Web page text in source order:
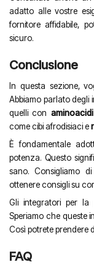
adatto alle vostre
fornitore affidabile,
sicuro.
Conclusione
In questa sezione,
Abbiamo parlato degli
quelli con aminoacidi
come cibi afrodisiaci e
È fondamentale
potenza. Questo
sano. Consigliamo
ottenere consigli su
Gli integratori per la
Speriamo che queste
Così potrete prendere
FAQ